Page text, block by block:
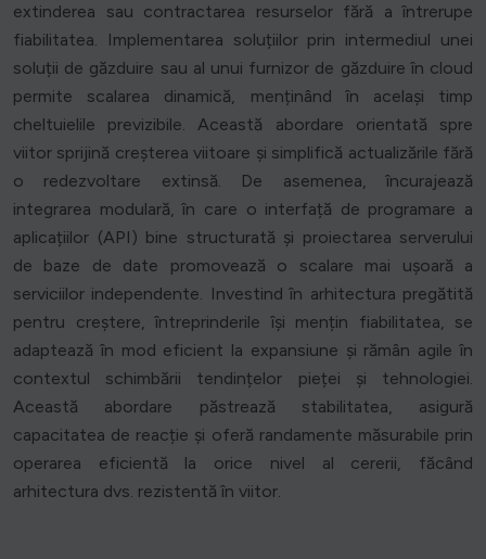
extinderea sau contractarea resurselor fără a întrerupe
fiabilitatea. Implementarea soluțiilor prin intermediul unei
soluții de găzduire sau al unui furnizor de găzduire în cloud
permite scalarea dinamică, menținând în același timp
cheltuielile previzibile. Această abordare orientată spre
viitor sprijină creșterea viitoare și simplifică actualizările fără
o redezvoltare extinsă. De asemenea, încurajează
integrarea modulară, în care o interfață de programare a
aplicațiilor (API) bine structurată și proiectarea serverului
de baze de date promovează o scalare mai ușoară a
serviciilor independente. Investind în arhitectura pregătită
pentru creștere, întreprinderile își mențin fiabilitatea, se
adaptează în mod eficient la expansiune și rămân agile în
contextul schimbării tendințelor pieței și tehnologiei.
Această abordare păstrează stabilitatea, asigură
capacitatea de reacție și oferă randamente măsurabile prin
operarea eficientă la orice nivel al cererii, făcând
arhitectura dvs. rezistentă în viitor.